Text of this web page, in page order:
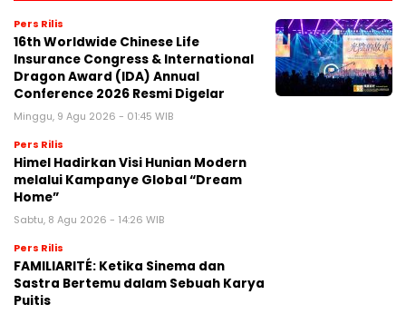
Pers Rilis
16th Worldwide Chinese Life
Insurance Congress & International
Dragon Award (IDA) Annual
Conference 2026 Resmi Digelar
Minggu, 9 Agu 2026 - 01:45 WIB
Pers Rilis
Himel Hadirkan Visi Hunian Modern
melalui Kampanye Global “Dream
Home”
Sabtu, 8 Agu 2026 - 14:26 WIB
Pers Rilis
FAMILIARITÉ: Ketika Sinema dan
Sastra Bertemu dalam Sebuah Karya
Puitis